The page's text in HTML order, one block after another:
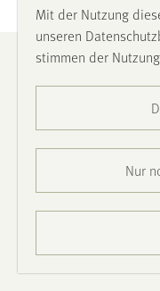
Impressum
Presse
Mit der Nutzung
unseren
stimmen der
Nur